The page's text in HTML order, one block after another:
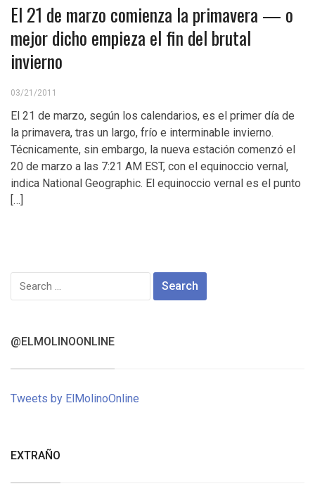
El 21 de marzo comienza la primavera — o
mejor dicho empieza el fin del brutal
invierno
03/21/2011
El 21 de marzo, según los calendarios, es el primer día de
la primavera, tras un largo, frío e interminable invierno.
Técnicamente, sin embargo, la nueva estación comenzó el
20 de marzo a las 7:21 AM EST, con el equinoccio vernal,
indica National Geographic. El equinoccio vernal es el punto
[…]
Search
for:
@ELMOLINOONLINE
Tweets by ElMolinoOnline
EXTRAÑO